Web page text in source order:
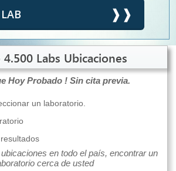
Labs Ubicaciones
Hoy Probado ! Sin cita previa.
un laboratorio.
en todo el país, encontrar un
cerca de usted